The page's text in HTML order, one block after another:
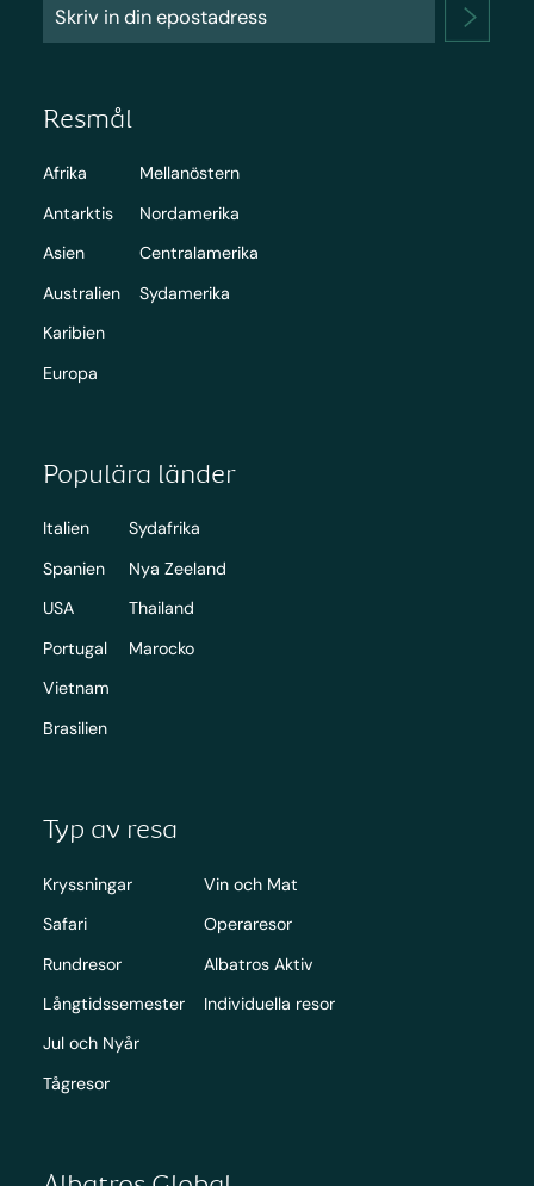
Resmål
Afrika
Antarktis
Asien
Australien
Karibien
Europa
Mellanöstern
Nordamerika
Centralamerika
Sydamerika
Populära länder
Italien
Spanien
USA
Portugal
Vietnam
Brasilien
Sydafrika
Nya Zeeland
Thailand
Marocko
Typ av resa
Kryssningar
Safari
Rundresor
Långtidssemester
Jul och Nyår
Tågresor
Vin och Mat
Operaresor
Albatros Aktiv
Individuella resor